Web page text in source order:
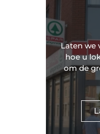
Laten we
hoe u
om de